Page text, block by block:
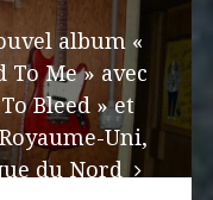
album «
To Me » avec
Bleed » et
Uni,
du Nord